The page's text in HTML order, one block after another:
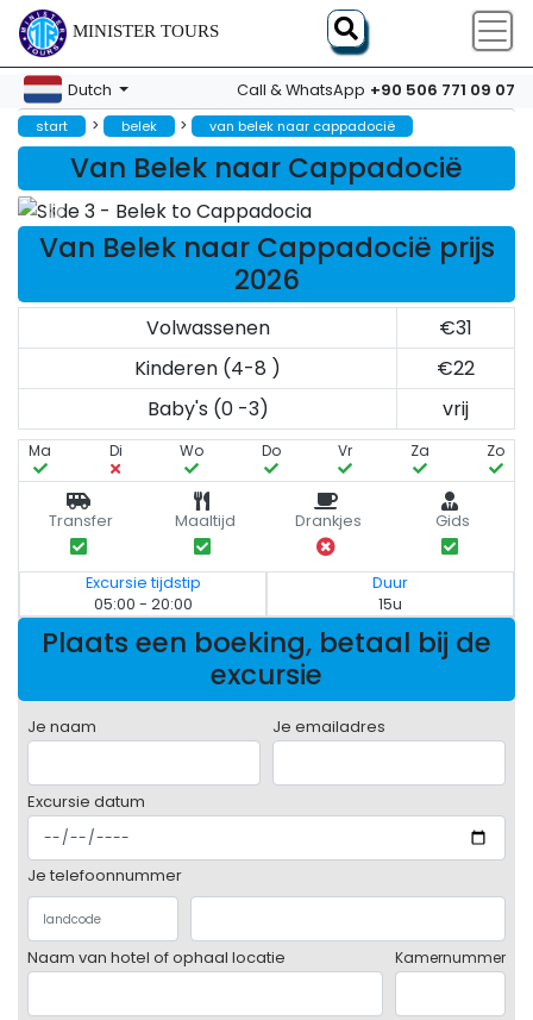
MINISTER TOURS
Dutch Call & WhatsApp +90 506 771 09 07
start > belek > van belek naar cappadocië
Van Belek naar Cappadocië
Van Belek naar Cappadocië prijs
2026
Volwassenen
€31
Kinderen (4-8 )
€22
Baby's (0 -3)
vrij
Ma Di Wo Do Vr Za Zo
Transfer Maaltijd Drankjes Gids
Excursie tijdstip
05:00 - 20:00
Duur
15u
Plaats een boeking, betaal bij de
excursie
Je naam Je emailadres
Excursie datum
Je telefoonnummer
Naam van hotel of ophaal locatie Kamernummer